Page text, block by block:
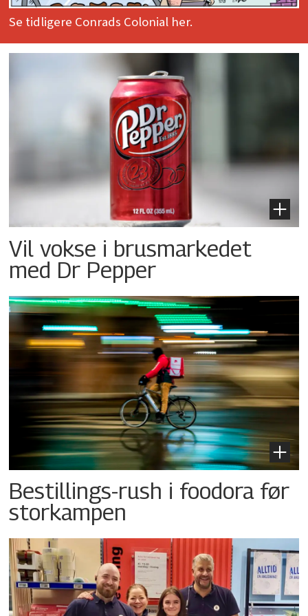
Se tidligere Conrads Colonial her.
Vil vokse i brusmarkedet
med Dr Pepper
Bestillings-rush i foodora før
storkampen